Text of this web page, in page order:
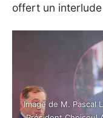
offert un
Image de M. Pascal